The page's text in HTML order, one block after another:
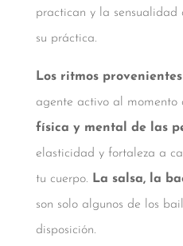
practican y la sensualidad
su práctica.
Los ritmos
agente activo al momento
física y mental de las
elasticidad y fortaleza a
tu cuerpo.
La salsa, la
son solo algunos de los
disposición.